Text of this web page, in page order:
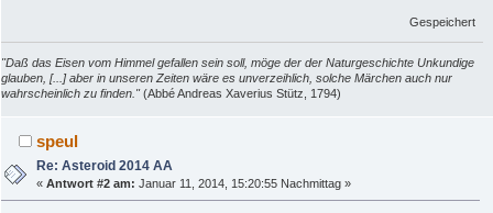
Gespeichert
"Daß das Eisen vom Himmel gefallen sein soll, möge der der Naturgeschichte Unkundige
glauben, [...] aber in unseren Zeiten wäre es unverzeihlich, solche Märchen auch nur
wahrscheinlich zu finden."(Abbé Andreas Xaverius Stütz, 1794)
speul
Re: Asteroid 2014 AA
«Antwort #2 am: Januar 11, 2014, 15:20:55 Nachmittag »